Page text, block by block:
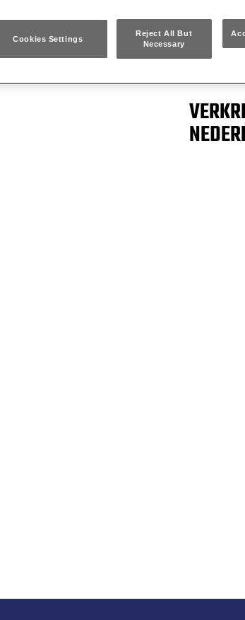
Cookies Settings
Reject All But
Necessary